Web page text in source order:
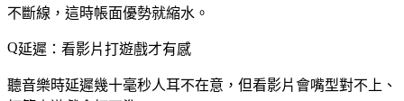
不斷線，這時帳面優勢就縮水。
延遲：看影片打遊戲才有感
聽音樂時延遲幾十毫秒人耳不在意，但看影片會嘴型對不上、